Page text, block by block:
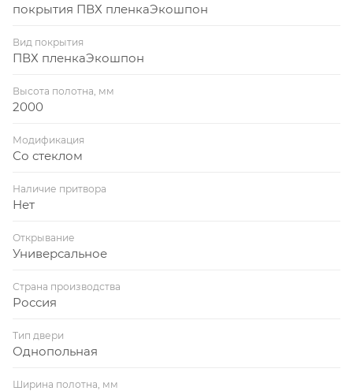
покрытия ПВХ пленкаЭкошпон
Вид покрытия
ПВХ пленкаЭкошпон
Высота полотна, мм
2000
Модификация
Со стеклом
Наличие притвора
Нет
Открывание
Универсальное
Страна производства
Россия
Тип двери
Однопольная
Ширина полотна, мм